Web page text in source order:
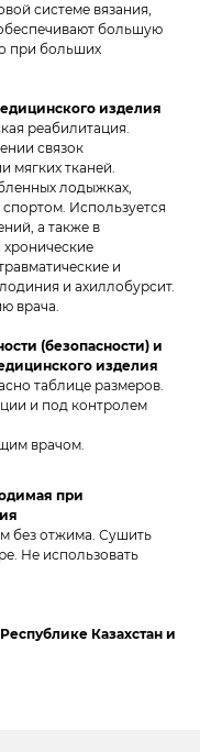
системе вязания,
большую
при больших
изделия
реабилитация.
связок
мягких тканей.
лодыжках,
Используется
а также в
и
и ахиллобурсит.
врача.
(безопасности) и
изделия
таблице размеров.
и под контролем
врачом.
при
без отжима. Сушить
Не использовать
Казахстан и